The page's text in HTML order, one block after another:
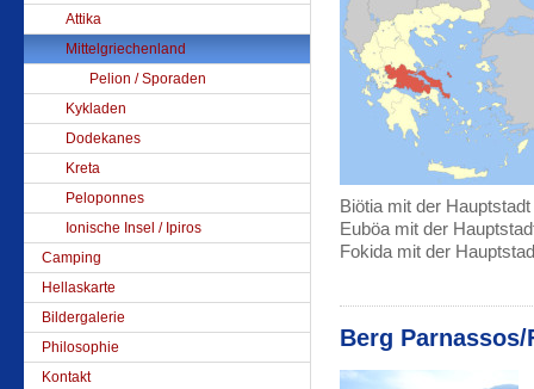
Attika
Mittelgriechenland
Pelion / Sporaden
Kykladen
Dodekanes
Kreta
Peloponnes
Ionische Insel / Ipiros
Camping
Hellaskarte
Bildergalerie
Philosophie
Kontakt
Biötia mit der Hauptstadt
Euböa mit der
Fokida mit der
Berg